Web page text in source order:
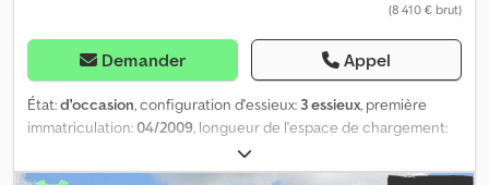
(8 410 € brut)
Demander Appel
État:d'occasion, configuration d'essieux: 3 essieux, première
immatriculation:04/2009, longueur de l'espace de chargement:
, largeur de l’espace de chargement:
hauteur de l'espace de chargement:1 800 mm, longueur totale: